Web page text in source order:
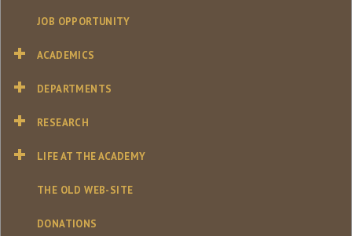
JOB OPPORTUNITY
ACADEMICS
DEPARTMENTS
RESEARCH
LIFE AT THE ACADEMY
THE OLD WEB-SITE
DONATIONS